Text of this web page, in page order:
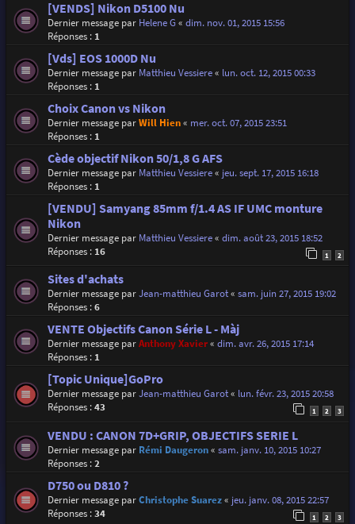
[VENDS] Nikon D5100 Nu
Dernier message par Helene G« dim. nov. 01, 2015 15:56
Réponses : 1
[Vds] EOS 1000D Nu
Dernier message par Matthieu Vessiere« lun. oct. 12, 2015 00:33
Réponses : 1
Choix Canon vs Nikon
Dernier message parWill Hien« mer. oct. 07, 2015 23:51
Réponses : 1
Cède objectif Nikon 50/1,8 G AFS
Dernier message par Matthieu Vessiere« jeu. sept. 17, 2015 16:18
Réponses : 1
[VENDU] Samyang 85mm f/1.4 AS IF UMC monture
Nikon
Dernier message par Matthieu Vessiere« dim. août 23, 2015 18:52
Réponses : 16 1 2
Sites d'achats
Dernier message parJean-matthieu Garot« sam. juin 27, 2015 19:02
Réponses :6
VENTE Objectifs Canon Série L - Màj
Dernier message parAnthony Xavier« dim. avr. 26, 2015 17:14
Réponses : 1
[Topic Unique]GoPro
Dernier message parJean-matthieu Garot« lun. févr. 23, 2015 20:58
Réponses :43 1 2 3
VENDU : CANON 7D+GRIP, OBJECTIFS SERIE L
Dernier message par Rémi Daugeron« sam. janv. 10, 2015 10:27
Réponses :2
D750 ou D810 ?
Dernier message parChristophe Suarez« jeu. janv. 08, 2015 22:57
Réponses :34 1 2 3